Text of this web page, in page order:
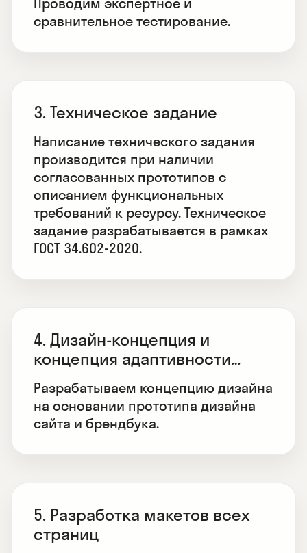
сравнительное тестирование.
3. Техническое задание
Написание технического задания
производится при наличии
согласованных прототипов с
описанием функциональных
требований к ресурсу. Техническое
задание разрабатывается в рамках
ГОСТ 34.602-2020.
4. Дизайн-концепция и
концепция адаптивности
дизайна
Разрабатываем концепцию дизайна
на основании прототипа дизайна
сайта и брендбука.
5. Разработка макетов всех
страниц